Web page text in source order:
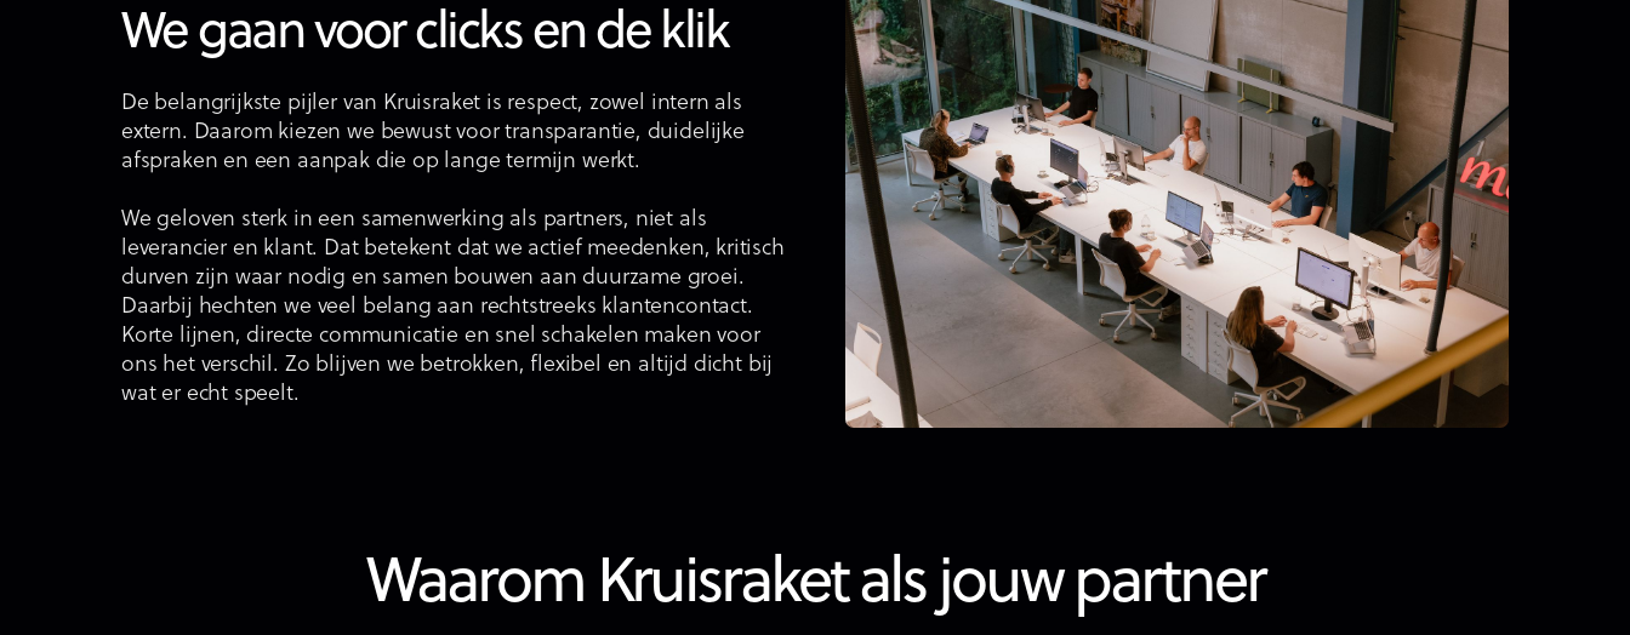
We gaan voor clicks en de klik
De belangrijkste pijler van Kruisraket is respect, zowel intern als
extern. Daarom kiezen we bewust voor transparantie, duidelijke
afspraken en een aanpak die op lange termijn werkt.
We geloven sterk in een samenwerking als partners, niet als
leverancier en klant. Dat betekent dat we actief meedenken, kritisch
durven zijn waar nodig en samen bouwen aan duurzame groei.
Daarbij hechten we veel belang aan rechtstreeks klantencontact.
Korte lijnen, directe communicatie en snel schakelen maken voor
ons het verschil. Zo blijven we betrokken, flexibel en altijd dicht bij
wat er echt speelt.
Waarom Kruisraket als jouw partner